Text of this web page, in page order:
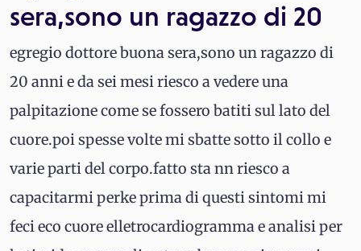
sera,sono un ragazzo di 20
egregio dottore buona sera,sono un ragazzo di
20 anni e da sei mesi riesco a vedere una
palpitazione come se fossero batiti sul lato del
cuore.poi spesse volte mi sbatte sotto il collo e
varie parti del corpo.fatto sta nn riesco a
capacitarmi perke prima di questi sintomi mi
feci eco cuore elletrocardiogramma e analisi per